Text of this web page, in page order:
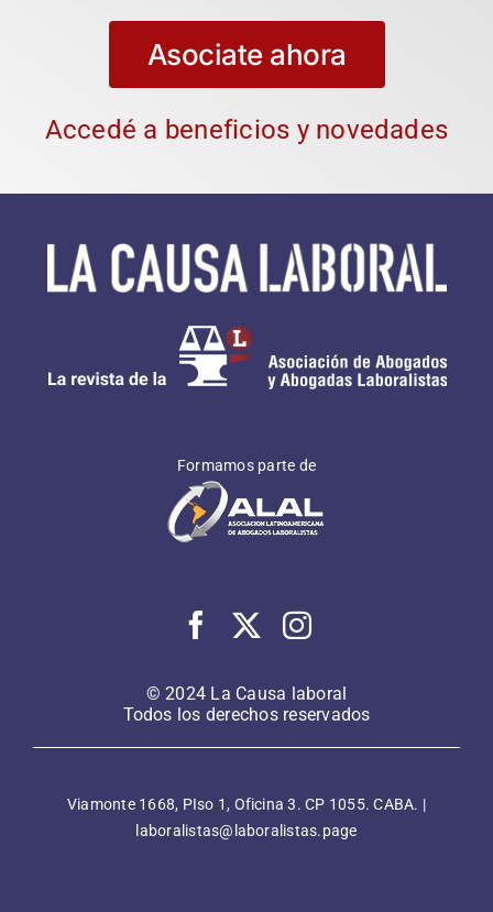
Asociate ahora
Accedé a beneficios y novedades
Formamos parte de
© 2024 La Causa laboral